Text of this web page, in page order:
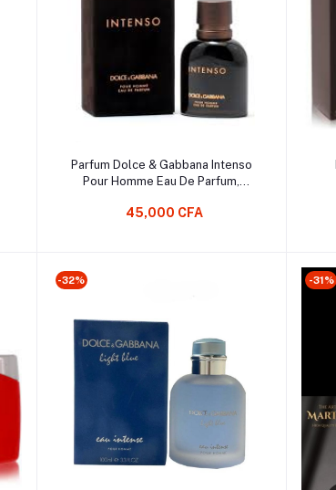
Ajouter au Panier
Parfum Dolce & Gabbana Intenso
Pour Homme Eau De Parfum,
45,000 CFA
-32% -31%